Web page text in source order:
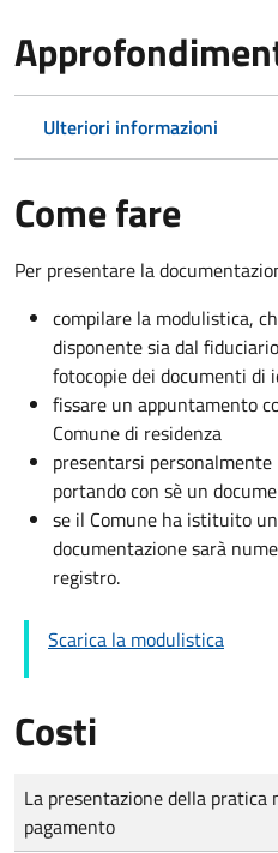
Ulteriori informazioni
Come fare
Per presentare la
compilare la modulistica,
disponente sia dal
fotocopie dei documenti di
fissare un appuntamento
Comune di residenza
presentarsi
portando con sè un
se il Comune ha istituito
documentazione sarà
registro.
Scarica la modulistica
Costi
Tipo di pagamento
Importo
La presentazione della pratica
pagamento